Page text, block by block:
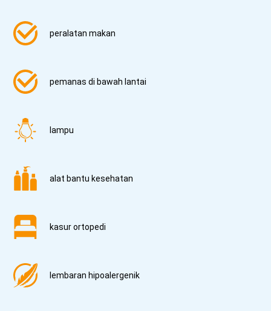
peralatan makan
pemanas di bawah lantai
lampu
alat bantu kesehatan
kasur ortopedi
lembaran hipoalergenik